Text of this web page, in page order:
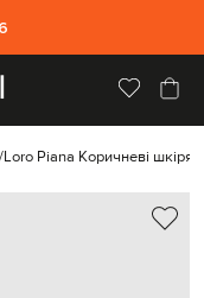
Loro Piana Коричневі